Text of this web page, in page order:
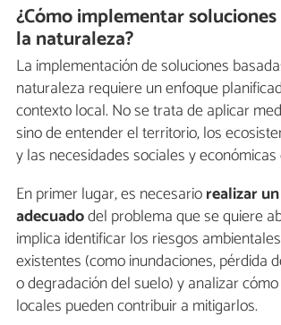
¿Cómo implementar
la naturaleza?
La implementación de soluciones
naturaleza requiere un enfoque
contexto local. No se trata de aplicar
sino de entender el territorio, los
y las necesidades sociales y
En primer lugar, es necesariorealizar
adecuadodel problema que se quiere
implica identificar los riesgos
existentes (como inundaciones, pérdida
o degradación del suelo) y analizar
locales pueden contribuir a mitigarlos.